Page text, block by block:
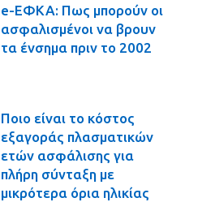
e-ΕΦΚΑ: Πως μπορούν οι
ασφαλισμένοι να βρουν
τα ένσημα πριν το 2002
Ποιο είναι το κόστος
εξαγοράς πλασματικών
ετών ασφάλισης για
πλήρη σύνταξη με
μικρότερα όρια ηλικίας